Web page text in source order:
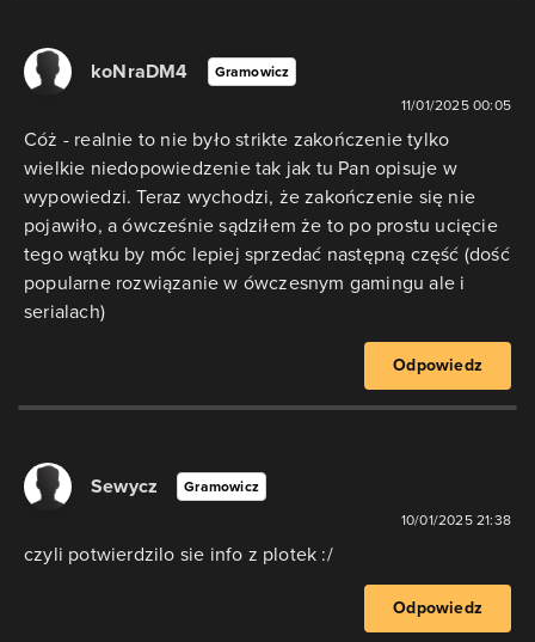
koNraDM4 Gramowicz
11/01/2025 00:05
Cóż - realnie to nie było strikte zakończenie tylko
wielkie niedopowiedzenie tak jak tu Pan opisuje w
wypowiedzi. Teraz wychodzi, że zakończenie się nie
pojawiło, a ówcześnie sądziłem że to po prostu ucięcie
tego wątku by móc lepiej sprzedać następną część (dość
popularne rozwiązanie w ówczesnym gamingu ale i
serialach)
Odpowiedz
Sewycz Gramowicz
10/01/2025 21:38
czyli potwierdzilo sie info z plotek :/
Odpowiedz